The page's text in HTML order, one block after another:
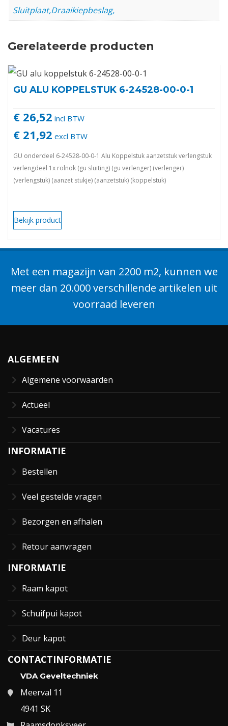
Sluitplaat,Draaikiepbeslag,
Gerelateerde producten
GU ALU KOPPELSTUK 6-24528-00-0-1
€ 26,52 incl BTW
€ 21,92 excl BTW
GU onderdeel 6-24528-00-0-1 Alu Koppelstuk aanzetstuk verlengstuk
verlengdeel 1x rolnok (gu sluiting) (gu verlenger) (verlenger)
(verlengstuk) (aanzet stukje) (aanzetstuk) (koppelstuk)
Bekijk product
Met een magazijn van 2200 m2, kunnen we
meer dan 20.000 verschillende artikelen uit
voorraad leveren
ALGEMEEN
Algemene voorwaarden
Actueel
Vacatures
INFORMATIE
Bestellen
Veel gestelde vragen
Bezorgen en afhalen
Retour aanvragen
INFORMATIE
Raam kapot
Schuifpui kapot
Deur kapot
CONTACTINFORMATIE
VDA Geveltechniek
Meerval 11
4941 SK